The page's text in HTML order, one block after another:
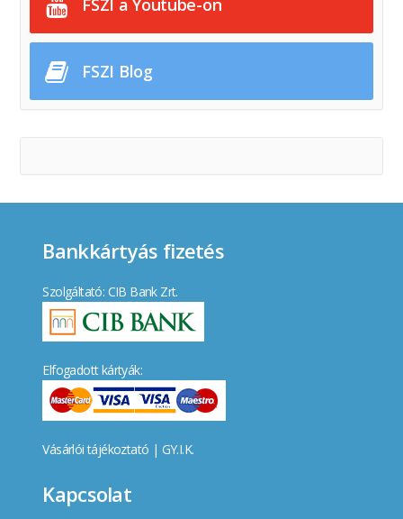
FSZI a Youtube-on
FSZI Blog
Bankkártyás fizetés
Szolgáltató: CIB Bank Zrt.
Elfogadott kártyák:
Vásárlói tájékoztató | GY.I.K.
Kapcsolat